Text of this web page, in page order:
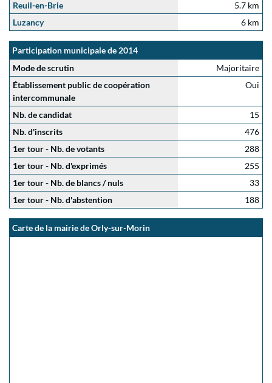
Reuil-en-Brie
5.7 km
Luzancy
6 km
Participation municipale de 2014
Mode de scrutin
Majoritaire
Établissement public de coopération
intercommunale
Oui
Nb. de candidat
15
Nb. d'inscrits
476
1er tour - Nb. de votants
288
1er tour - Nb. d'exprimés
255
1er tour - Nb. de blancs / nuls
33
1er tour - Nb. d'abstention
188
Carte de la mairie de Orly-sur-Morin